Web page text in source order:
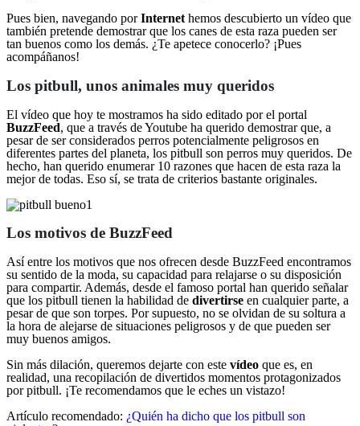
Pues bien, navegando porInternet hemos descubierto un vídeo que
también pretende demostrar que los canes de esta raza pueden ser
tan buenos como los demás. ¿Te apetece conocerlo? ¡Pues
acompáñanos!
Los pitbull, unos animales muy queridos
El vídeo que hoy te mostramos ha sido editado por el portal
BuzzFeed, que a través de Youtube ha querido demostrar que, a
pesar de ser considerados perros potencialmente peligrosos en
diferentes partes del planeta, los pitbull son perros muy queridos. De
hecho, han querido enumerar 10 razones que hacen de esta raza la
mejor de todas. Eso sí, se trata de criterios bastante originales.
Los motivos de BuzzFeed
Así entre los motivos que nos ofrecen desde BuzzFeed encontramos
su sentido de la moda, su capacidad para relajarse o su disposición
para compartir. Además, desde el famoso portal han querido señalar
que los pitbull tienen la habilidad de divertirse en cualquier parte, a
pesar de que son torpes. Por supuesto, no se olvidan de su soltura a
la hora de alejarse de situaciones peligrosos y de que pueden ser
muy buenos amigos.
Sin más dilación, queremos dejarte con este vídeo que es, en
realidad, una recopilación de divertidos momentos protagonizados
por pitbull. ¡Te recomendamos que le eches un vistazo!
Artículo recomendado: ¿Quién ha dicho que los pitbull son